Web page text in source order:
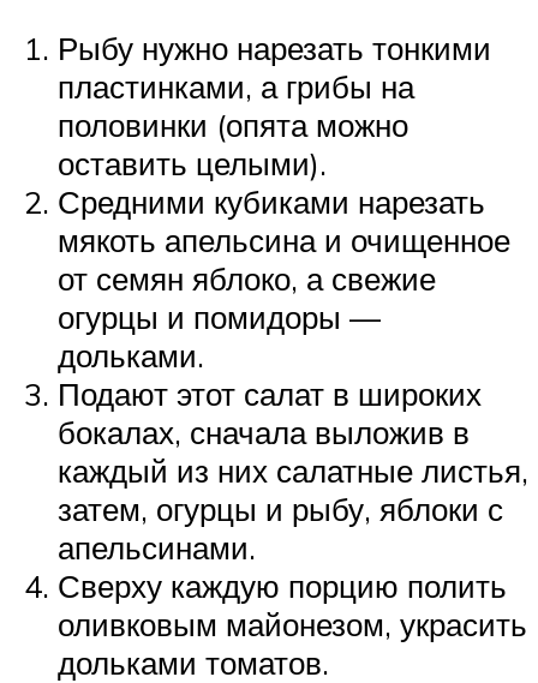
Рыбу нужно нарезать тонкими
пластинками, а грибы на
половинки (опята можно
оставить целыми).
Средними кубиками нарезать
мякоть апельсина и очищенное
от семян яблоко, а свежие
огурцы и помидоры —
дольками.
Подают этот салат в широких
бокалах, сначала выложив в
каждый из них салатные листья,
затем, огурцы и рыбу, яблоки с
апельсинами.
Сверху каждую порцию полить
оливковым майонезом, украсить
дольками томатов.